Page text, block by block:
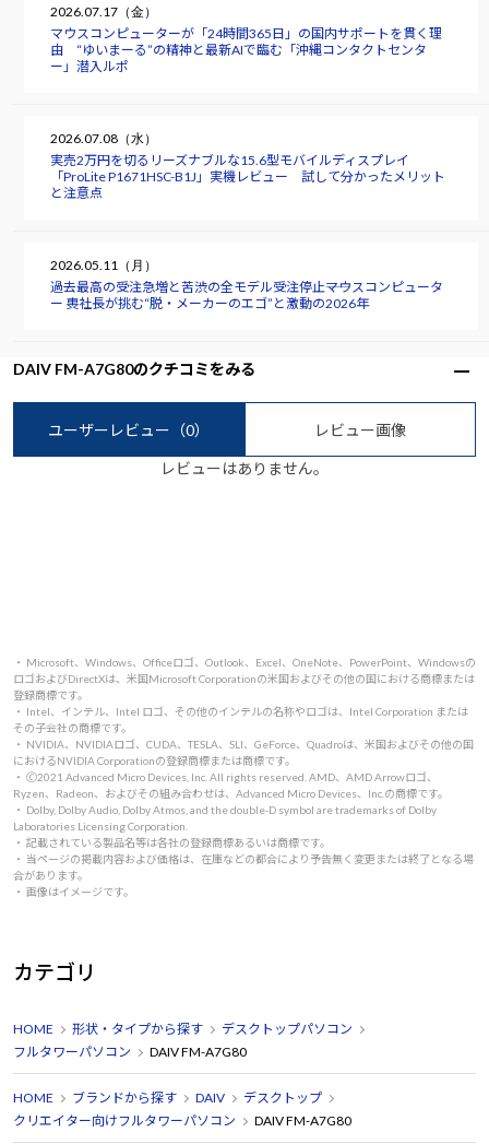
2026.07.17（金）
マウスコンピューターが「24時間365日」の国内サポートを貫く理
由 “ゆいまーる”の精神と最新AIで臨む「沖縄コンタクトセンタ
ー」潜入ルポ
2026.07.08（水）
実売2万円を切るリーズナブルな15.6型モバイルディスプレイ
「ProLite P1671HSC-B1J」実機レビュー 試して分かったメリット
と注意点
2026.05.11（月）
過去最高の受注急増と苦渋の全モデル受注停止――マウスコンピュータ
ー 軣社長が挑む“脱・メーカーのエゴ”と激動の2026年
DAIV FM-A7G80のクチコミをみる
ユーザーレビュー （0） レビュー画像
レビューはありません。
・ Microsoft、Windows、Officeロゴ、Outlook、Excel、OneNote、PowerPoint、Windowsの
ロゴおよびDirectXは、米国Microsoft Corporationの米国およびその他の国における商標または
登録商標です。
・ Intel、インテル、Intel ロゴ、その他のインテルの名称やロゴは、Intel Corporation または
その子会社の商標です。
・ NVIDIA、NVIDIAロゴ、CUDA、TESLA、SLI、GeForce、Quadroは、米国およびその他の国
におけるNVIDIA Corporationの登録商標または商標です。
・ 🄫2021 Advanced Micro Devices, Inc. All rights reserved. AMD、AMD Arrowロゴ、
Ryzen、Radeon、およびその組み合わせは、Advanced Micro Devices、Inc.の商標です。
・ Dolby, Dolby Audio, Dolby Atmos, and the double-D symbol are trademarks of Dolby
Laboratories Licensing Corporation.
・ 記載されている製品名等は各社の登録商標あるいは商標です。
・ 当ページの掲載内容および価格は、在庫などの都合により予告無く変更または終了となる場
合があります。
・ 画像はイメージです。
カテゴリ
HOME 形状・タイプから探す
デスクトップパソコン
フルタワーパソコン
DAIV FM-A7G80
HOME ブランドから探す DAIV
デスクトップ
クリエイター向けフルタワーパソコン
DAIV FM-A7G80